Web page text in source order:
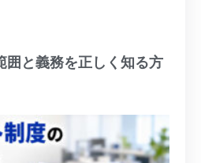
囲と義務を正しく知る方